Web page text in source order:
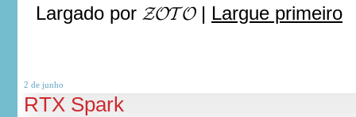
Largado por 𝓩𝓞𝓣𝓞| Largue primeiro
2 de junho
RTX Spark